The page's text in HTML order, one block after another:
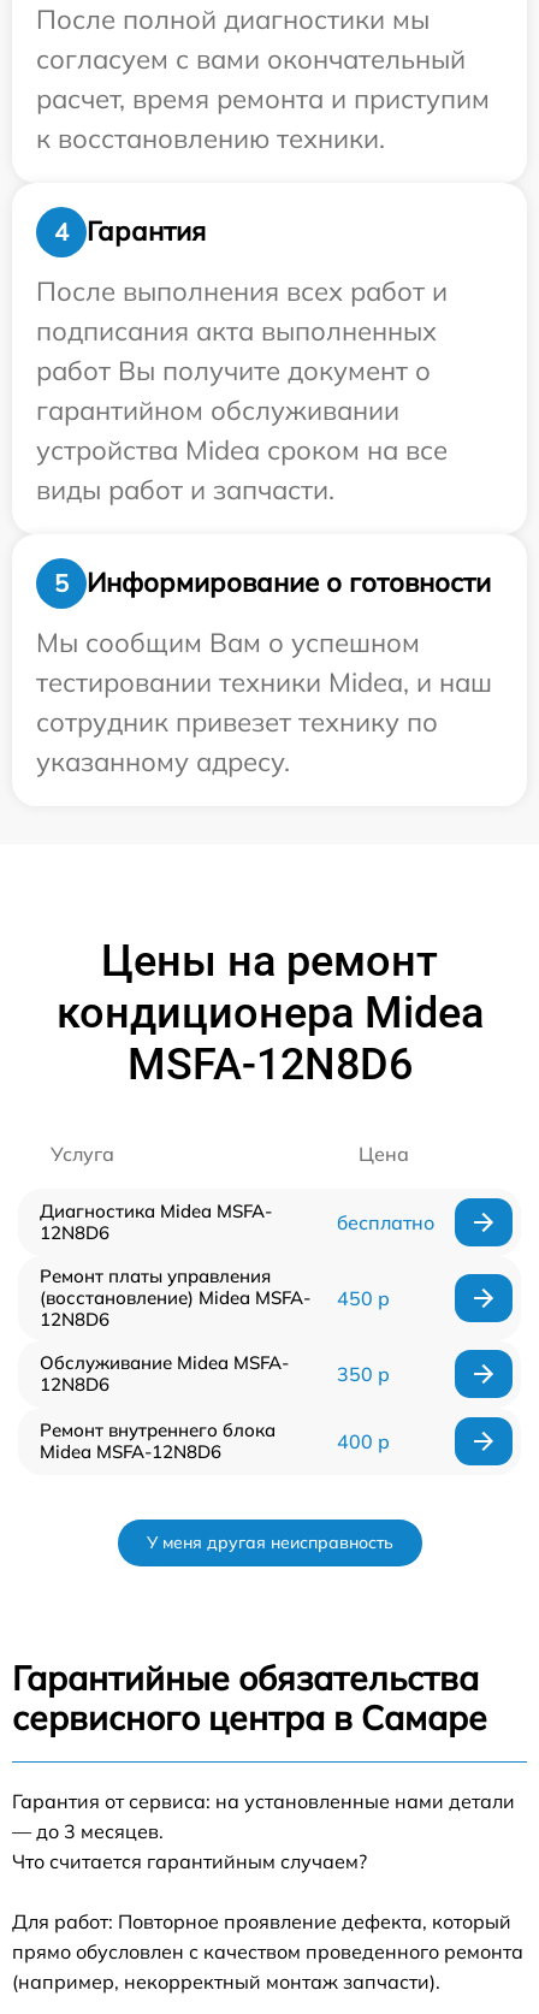
После полной диагностики мы
согласуем с вами окончательный
расчет, время ремонта и приступим
к восстановлению техники.
4
Гарантия
После выполнения всех работ и
подписания акта выполненных
работ Вы получите документ о
гарантийном обслуживании
устройства Midea сроком на все
виды работ и запчасти.
5
Информирование о готовности
Мы сообщим Вам о успешном
тестировании техники Midea, и наш
сотрудник привезет технику по
указанному адресу.
Цены на ремонт
кондиционера Midea
MSFA-12N8D6
Услуга Цена
Диагностика Midea MSFA-
12N8D6
бесплатно
Ремонт платы управления
(восстановление) Midea MSFA-
12N8D6
450 р
Обслуживание Midea MSFA-
12N8D6
350 р
Ремонт внутреннего блока
Midea MSFA-12N8D6
400 р
У меня другая неисправность
Гарантийные обязательства
сервисного центра в Самаре
Гарантия от сервиса: на установленные нами детали
— до 3 месяцев.
Что считается гарантийным случаем?
Для работ: Повторное проявление дефекта, который
прямо обусловлен с качеством проведенного ремонта
(например, некорректный монтаж запчасти).